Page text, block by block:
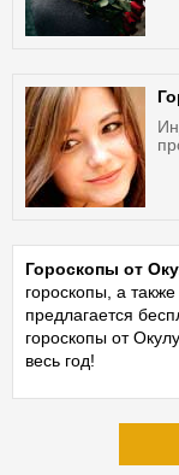
Гороскопы от
гороскопы, а
предлагается
гороскопы от
весь год!